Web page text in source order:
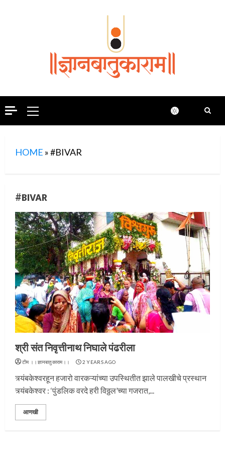
Primary
Menu
HOME »#BIVAR
#BIVAR
श्री संत निवृत्तीनाथ निघाले पंढरीला
टीम ।।ज्ञानबातुकाराम।। 2 YEARS AGO
त्र्यंबकेश्वरहून हजारो वारकऱ्यांच्या उपस्थितीत झाले पालखीचे प्रस्थान
त्र्यंबकेश्वर : ‘पुंडलिक वरदे हरी विठ्ठल’च्या गजरात,...
आणखी
3
प्रस्थान सोहळ्यासाठी आळंदी सज्ज
संत दासगणू महाराज पुण्यतिथी